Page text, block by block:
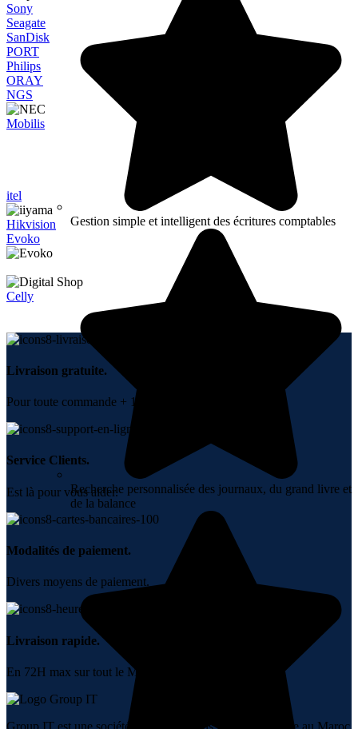
Gestion simple et intelligent des écritures comptables
Recherche personnalisée des journaux, du grand livre et
de la balance
Sony
Seagate
SanDisk
PORT
Philips
ORAY
NGS
Mobilis
itel
Hikvision
Evoko
Celly
Livraison gratuite.
Pour toute commande + 10000 DH.
Service Clients.
Est là pour vous aider.
Modalités de paiement.
Divers moyens de paiement.
Livraison rapide.
En 72H max sur tout le Maroc.
Group IT est une société spécialisée dans la vente en ligne au Maroc